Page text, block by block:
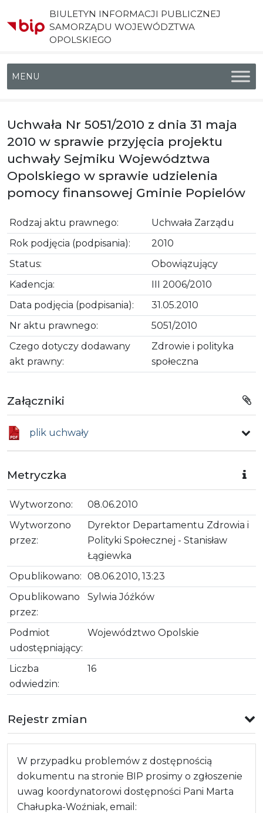
BIULETYN INFORMACJI PUBLICZNEJ
SAMORZĄDU WOJEWÓDZTWA
OPOLSKIEGO
Menu główne
Uchwała Nr 5051/2010 z dnia 31 maja
2010 w sprawie przyjęcia projektu
uchwały Sejmiku Województwa
Opolskiego w sprawie udzielenia
pomocy finansowej Gminie Popielów
Rodzaj aktu prawnego:
Uchwała Zarządu
Rok podjęcia (podpisania):
2010
Status:
Obowiązujący
Kadencja:
III 2006/2010
Data podjęcia (podpisania):
31.05.2010
Nr aktu prawnego:
5051/2010
Czego dotyczy dodawany
akt prawny:
Zdrowie i polityka
społeczna
Załączniki
plik uchwały
Metryczka
Wytworzono:
08.06.2010
Wytworzono
przez:
Dyrektor Departamentu Zdrowia i
Polityki Społecznej - Stanisław
Łągiewka
Opublikowano: 08.06.2010, 13:23
Opublikowano
przez:
Sylwia Jóźków
Podmiot
udostępniający:
Województwo Opolskie
Liczba
odwiedzin:
16
Rejestr zmian
W przypadku problemów z dostępnością
dokumentu na stronie BIP prosimy o zgłoszenie
uwag koordynatorowi dostępności Pani Marta
Chałupka-Woźniak, email: